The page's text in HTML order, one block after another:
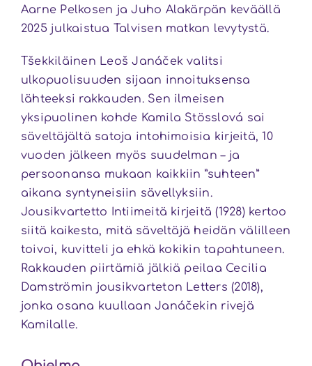
Aarne Pelkosen ja Juho Alakärpän keväällä
2025 julkaistua Talvisen matkan levytystä.
Tšekkiläinen Leoš Janáček valitsi
ulkopuolisuuden sijaan innoituksensa
lähteeksi rakkauden. Sen ilmeisen
yksipuolinen kohde Kamila Stösslová sai
säveltäjältä satoja intohimoisia kirjeitä, 10
vuoden jälkeen myös suudelman – ja
persoonansa mukaan kaikkiin ”suhteen”
aikana syntyneisiin sävellyksiin.
Jousikvartetto Intiimeitä kirjeitä (1928) kertoo
siitä kaikesta, mitä säveltäjä heidän välilleen
toivoi, kuvitteli ja ehkä kokikin tapahtuneen.
Rakkauden piirtämiä jälkiä peilaa Cecilia
Damströmin jousikvarteton Letters (2018),
jonka osana kuullaan Janáčekin rivejä
Kamilalle.